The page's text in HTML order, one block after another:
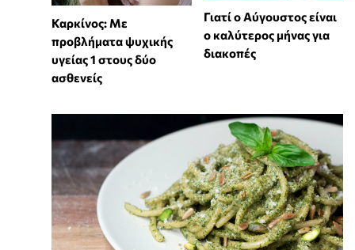
Καρκίνος: Με
προβλήματα ψυχικής
υγείας 1 στους δύο
ασθενείς
Γιατί ο Αύγουστος είναι
ο καλύτερος μήνας για
διακοπές